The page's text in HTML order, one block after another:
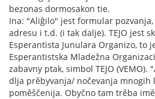
bezonas dormosakon tie.
Ina: "Aliĝilo" jest formular
adresu i t.d. (i tak dalje). TEJO jest
Esperantista Junulara Organizo, to
Esperantistska Mladežna
zabavny ptak, simbol TEJO
dlja prěbyvanja/ nočevanja mnogih
poměščenija. Obyčno tam trěba